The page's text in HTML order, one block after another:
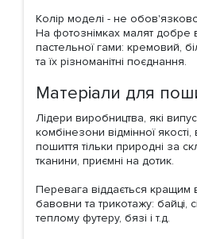
Колір моделі - не
На фотознімках малят добре
пастельної гами: кремовий,
та їх різноманітні поєднання.
Матеріали для
Лідери виробництва, які
комбінезони відмінної
пошиття тільки природні за
тканини, приємні на дотик.
Перевага віддається кращим
бавовни та трикотажу: байці,
теплому футеру, бязі і т.д.